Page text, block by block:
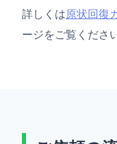
詳しくは原状回復
ージをご覧くださ